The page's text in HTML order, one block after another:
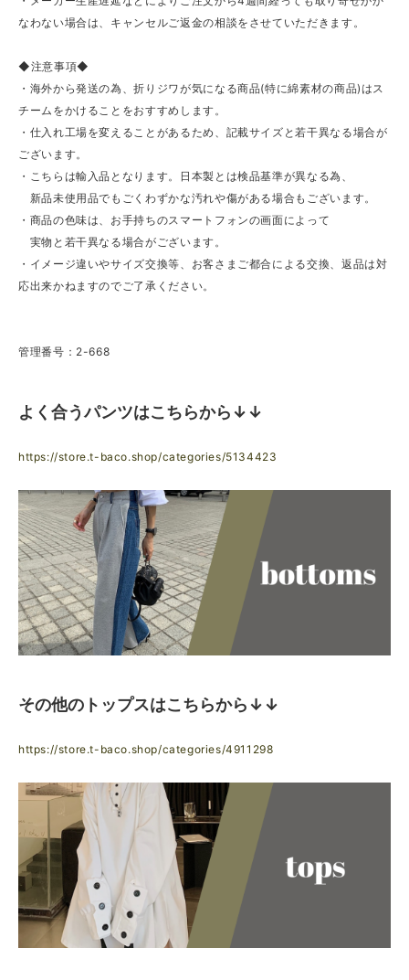
なわない場合は、キャンセルご返金の相談をさせていただきます。
◆注意事項◆
・海外から発送の為、折りジワが気になる商品(特に綿素材の商品)はス
チームをかけることをおすすめします。
・仕入れ工場を変えることがあるため、記載サイズと若干異なる場合が
ございます。
・こちらは輸入品となります。日本製とは検品基準が異なる為、
新品未使用品でもごくわずかな汚れや傷がある場合もございます。
・商品の色味は、お手持ちのスマートフォンの画面によって
実物と若干異なる場合がございます。
・イメージ違いやサイズ交換等、お客さまご都合による交換、返品は対
応出来かねますのでご了承ください。
管理番号：2-668
よく合うパンツはこちらから↓↓
https://store.t-baco.shop/categories/5134423
その他のトップスはこちらから↓↓
https://store.t-baco.shop/categories/4911298